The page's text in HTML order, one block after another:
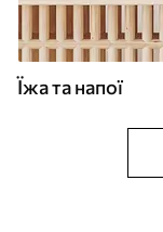
Їжа та напої